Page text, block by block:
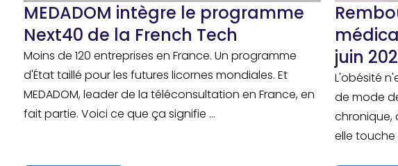
MEDADOM intègre le programme
Next40 de la French Tech
Moins de 120 entreprises en France. Un programme
d'État taillé pour les futures licornes mondiales. Et
MEDADOM, leader de la téléconsultation en France, en
fait partie. Voici ce que ça signifie ...
juin
L'obésité
de mode
chronique,
elle touche